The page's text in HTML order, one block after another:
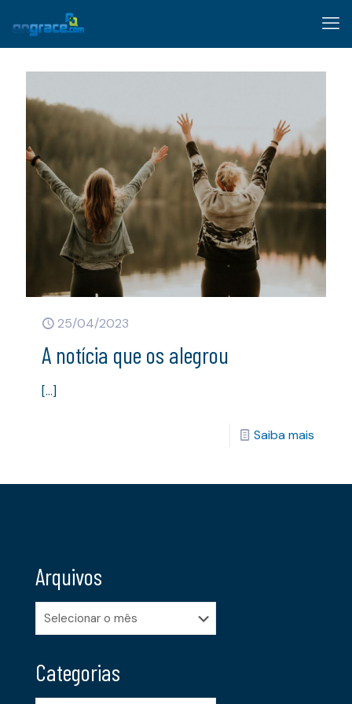
25/04/2023
A notícia que os alegrou
[…]
Saiba mais
Arquivos
Arquivos
Categorias